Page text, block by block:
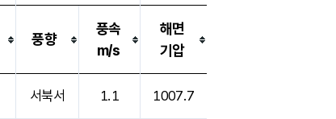
풍향
풍속
m/s
해면
기압
서북서 1.1 1007.7